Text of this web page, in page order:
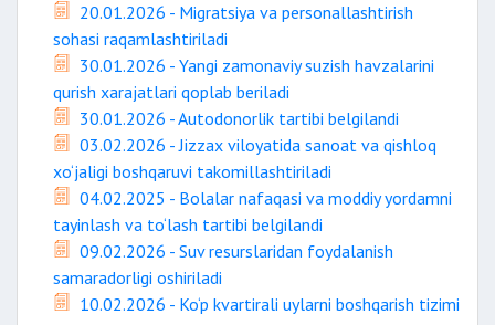
20.01.2026 - Migratsiya va personallashtirish
sohasi raqamlashtiriladi
30.01.2026 - Yangi zamonaviy suzish havzalarini
qurish xarajatlari qoplab beriladi
30.01.2026 - Autodonorlik tartibi belgilandi
03.02.2026 - Jizzax viloyatida sanoat va qishloq
xo‘jaligi boshqaruvi takomillashtiriladi
04.02.2025 - Bolalar nafaqasi va moddiy yordamni
tayinlash va to‘lash tartibi belgilandi
09.02.2026 - Suv resurslaridan foydalanish
samaradorligi oshiriladi
10.02.2026 - Ko‘p kvartirali uylarni boshqarish tizimi